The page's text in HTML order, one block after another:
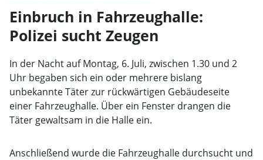
Einbruch in Fahrzeughalle:
Polizei sucht Zeugen
In der Nacht auf Montag, 6. Juli, zwischen 1.30 und 2
Uhr begaben sich ein oder mehrere bislang
unbekannte Täter zur rückwärtigen Gebäudeseite
einer Fahrzeughalle. Über ein Fenster drangen die
Täter gewaltsam in die Halle ein.
Anschließend wurde die Fahrzeughalle durchsucht und